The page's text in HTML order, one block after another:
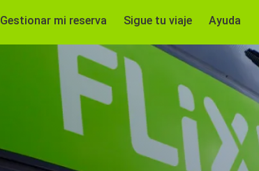
Gestionar mi reserva Sigue tu viaje Ayuda